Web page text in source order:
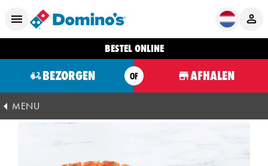
BESTEL ONLINE
BEZORGEN OF AFHALEN
MENU